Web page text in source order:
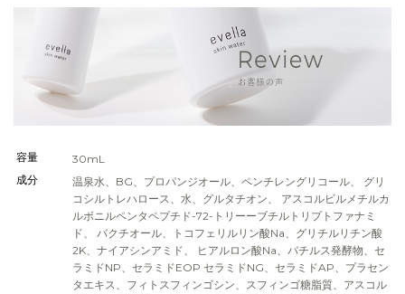
容量
30mL
成分
温泉水、BG、プロパンジオール、ペンチレングリコール、 グリ
コシルトレハロース、水、グルタチオン、 アスコルビルメチルカ
ルボニルペンタペプチド-72-トリーーブチルトリプトファナミ
ド、 バクチオール、トコフェリルリン酸Na、グリチルリチン酸
2K、ナイアシンアミド、 ヒアルロン酸Na、バチルス発酵物、セ
ラミドNP、セラミドEOP セラミドNG、セラミドAP、プラセン
タエキス、フィトスフィンゴシン、スフィンゴ糖脂質、アスコル